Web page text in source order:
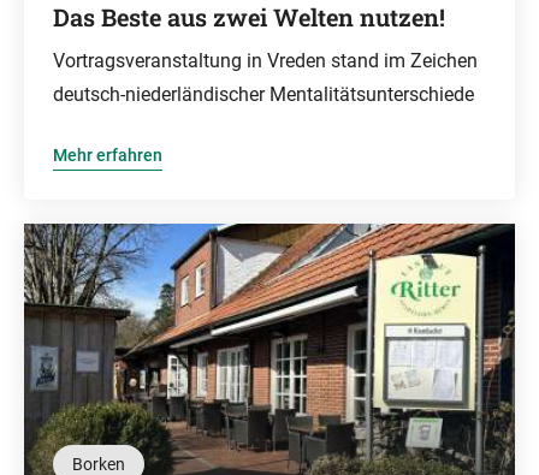
Das Beste aus zwei Welten nutzen!
Vortragsveranstaltung in Vreden stand im Zeichen
deutsch-niederländischer Mentalitätsunterschiede
Mehr erfahren
Borken